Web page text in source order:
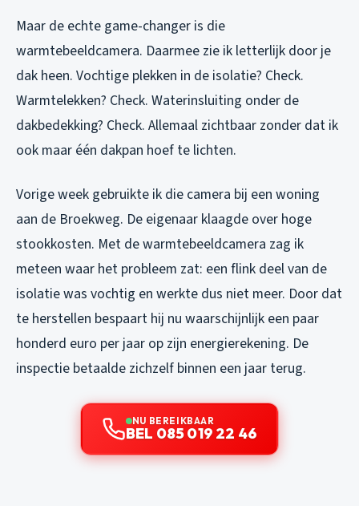
Maar de echte game-changer is die
warmtebeeldcamera. Daarmee zie ik letterlijk door je
dak heen. Vochtige plekken in de isolatie? Check.
Warmtelekken? Check. Waterinsluiting onder de
dakbedekking? Check. Allemaal zichtbaar zonder dat ik
ook maar één dakpan hoef te lichten.
Vorige week gebruikte ik die camera bij een woning
aan de Broekweg. De eigenaar klaagde over hoge
stookkosten. Met de warmtebeeldcamera zag ik
meteen waar het probleem zat: een flink deel van de
isolatie was vochtig en werkte dus niet meer. Door dat
te herstellen bespaart hij nu waarschijnlijk een paar
honderd euro per jaar op zijn energierekening. De
inspectie betaalde zichzelf binnen een jaar terug.
NU BEREIKBAAR
BEL 085 019 22 46